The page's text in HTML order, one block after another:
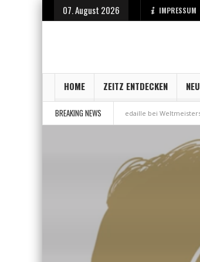
07. August 2026 IMPRESSUM
HOME ZEITZ ENTDECKEN
BREAKING NEWS
Bronzemedaille bei Weltmeisterschaft